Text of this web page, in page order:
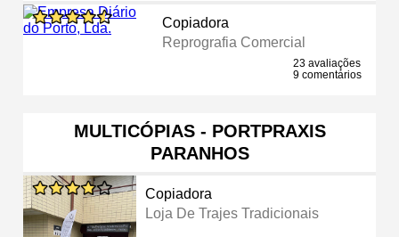
Copiadora
Reprografia Comercial
23 avaliações
9 comentários
MULTICÓPIAS - PORTPRAXIS
PARANHOS
Copiadora
Loja De Trajes Tradicionais